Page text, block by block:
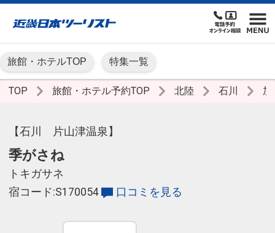
旅館・ホテルTOP 特集一覧
TOP 旅館・ホテル予約TOP 北陸 石川
【石川 片山津温泉】
季がさね
トキガサネ
宿コード:S170054
口コミを見る